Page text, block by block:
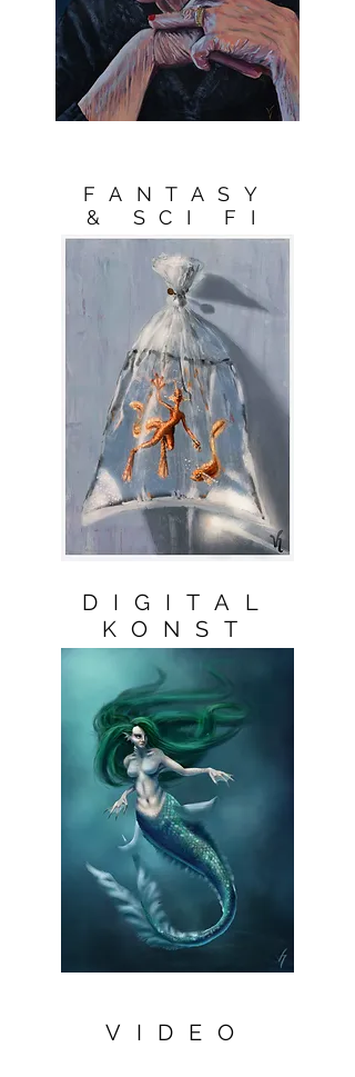
FANTASY
& SCI FI
VIDEO
DIGITAL
KONST